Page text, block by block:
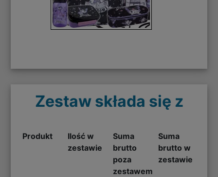
Zestaw składa się z
Produkt
Ilość w
zestawie
Suma
brutto
poza
zestawem
Suma
brutto w
zestawie